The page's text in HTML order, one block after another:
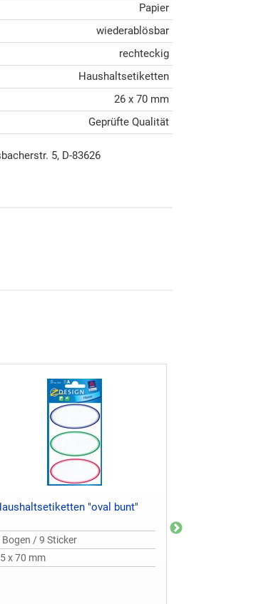
Papier
wiederablösbar
rechteckig
Haushaltsetiketten
26 x 70 mm
Geprüfte Qualität
5, D-83626
"oval bunt"
Bogen / 9 Sticker
x 70 mm